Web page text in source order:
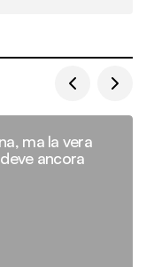
ma la vera
ancora